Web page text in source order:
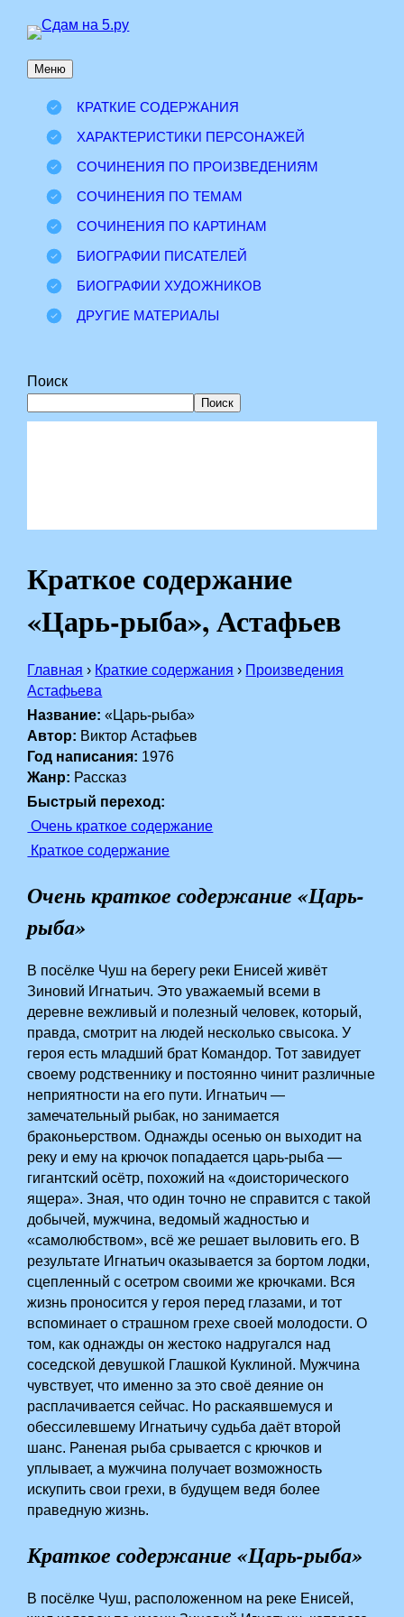
Перейти
содержимому
Меню
КРАТКИЕ СОДЕРЖАНИЯ
ХАРАКТЕРИСТИКИ ПЕРСОНАЖЕЙ
СОЧИНЕНИЯ ПО ПРОИЗВЕДЕНИЯМ
СОЧИНЕНИЯ ПО ТЕМАМ
СОЧИНЕНИЯ ПО КАРТИНАМ
БИОГРАФИИ ПИСАТЕЛЕЙ
БИОГРАФИИ ХУДОЖНИКОВ
ДРУГИЕ МАТЕРИАЛЫ
Поиск
Поиск
Краткое содержание
«Царь-рыба», Астафьев
Главная › Краткие содержания › Произведения
Астафьева
Название: «Царь-рыба»
Автор: Виктор Астафьев
Год написания: 1976
Жанр: Рассказ
Быстрый переход:
Очень краткое содержание
Краткое содержание
Очень краткое содержание «Царь-
рыба»
В посёлке Чуш на берегу реки Енисей живёт
Зиновий Игнатьич. Это уважаемый всеми в
деревне вежливый и полезный человек, который,
правда, смотрит на людей несколько свысока. У
героя есть младший брат Командор. Тот завидует
своему родственнику и постоянно чинит различные
неприятности на его пути. Игнатьич —
замечательный рыбак, но занимается
браконьерством. Однажды осенью он выходит на
реку и ему на крючок попадается царь-рыба —
гигантский осётр, похожий на «доисторического
ящера». Зная, что один точно не справится с такой
добычей, мужчина, ведомый жадностью и
«самолюбством», всё же решает выловить его. В
результате Игнатьич оказывается за бортом лодки,
сцепленный с осетром своими же крючками. Вся
жизнь проносится у героя перед глазами, и тот
вспоминает о страшном грехе своей молодости. О
том, как однажды он жестоко надругался над
соседской девушкой Глашкой Куклиной. Мужчина
чувствует, что именно за это своё деяние он
расплачивается сейчас. Но раскаявшемуся и
обессилевшему Игнатьичу судьба даёт второй
шанс. Раненая рыба срывается с крючков и
уплывает, а мужчина получает возможность
искупить свои грехи, в будущем ведя более
праведную жизнь.
Краткое содержание «Царь-рыба»
В посёлке Чуш, расположенном на реке Енисей,